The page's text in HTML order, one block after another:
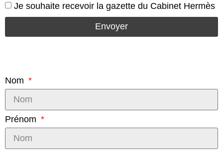
Je souhaite recevoir la gazette du Cabinet Hermès
Envoyer
Nom
Prénom